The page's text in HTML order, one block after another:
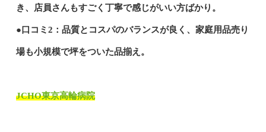
き、店員さんもすごく丁寧で感じがいい方ばかり。
●口コミ2：品質とコスパのバランスが良く、家庭用品売り
場も小規模で坪をついた品揃え。
JCHO東京高輪病院